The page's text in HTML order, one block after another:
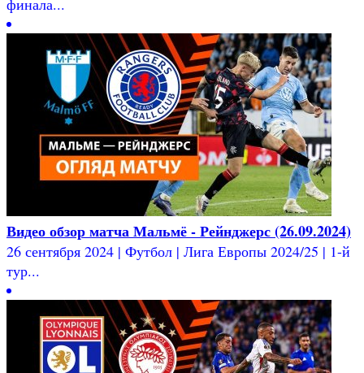
финала...
Видео обзор матча Мальмё - Рейнджерс (26.09.2024)
26 сентября 2024 | Футбол | Лига Европы 2024/25 | 1-й
тур...